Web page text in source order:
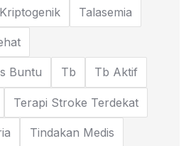
Talasemia
Buntu Tb Tb Aktif
Terapi Stroke Terdekat
Tindakan Medis